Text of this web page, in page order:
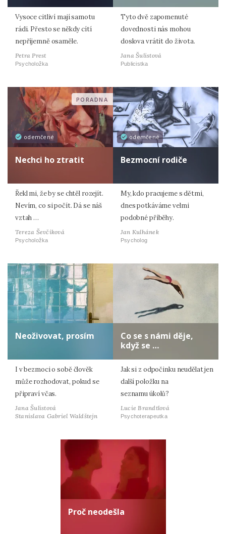
Vysoce citliví mají samotu
rádi. Přesto se někdy cítí
nepříjemně osaměle.
Petra Prest
Psycholožka
Tyto dvě zapomenuté
dovednosti nás mohou
doslova vrátit do života.
Jana Šulistová
Publicistka
odemčené
PORADNA
Nechci ho ztratit
Řekl mi, že by se chtěl rozejít.
Nevím, co si počít. Dá se náš
vztah …
Tereza Ševčíková
Psycholožka
odemčené
Bezmocní rodiče
My, kdo pracujeme s dětmi,
dnes potkáváme velmi
podobné příběhy.
Jan Kulhánek
Psycholog
Neoživovat, prosím
I v bezmoci o sobě člověk
může rozhodovat, pokud se
připraví včas.
Jana Šulistová
Stanislava Gabriel Waldštejn
Co se s námi děje,
když se …
Jak si z odpočinku neudělat jen
další položku na
seznamu úkolů?
Lucie Brandtlová
Psychoterapeutka
Proč neodešla